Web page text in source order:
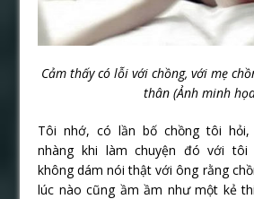
Cảm thấy có lỗi với chồng, với mẹ
thân (Ảnh minh
Tôi nhớ, có lần bố chồng tôi
nhàng khi làm chuyện đó với tôi
không dám nói thật với ông rằng
lúc nào cũng ầm ầm như một kẻ